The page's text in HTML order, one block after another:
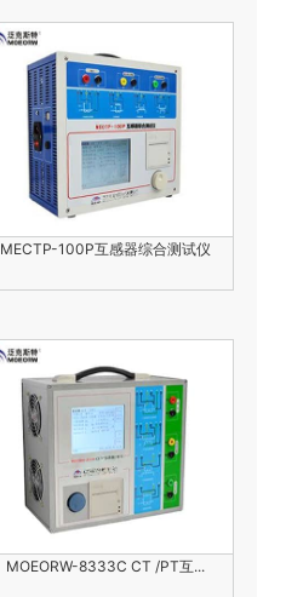
MECTP-100P互感器综合测试仪
MOEORW-8333C CT /PT互...